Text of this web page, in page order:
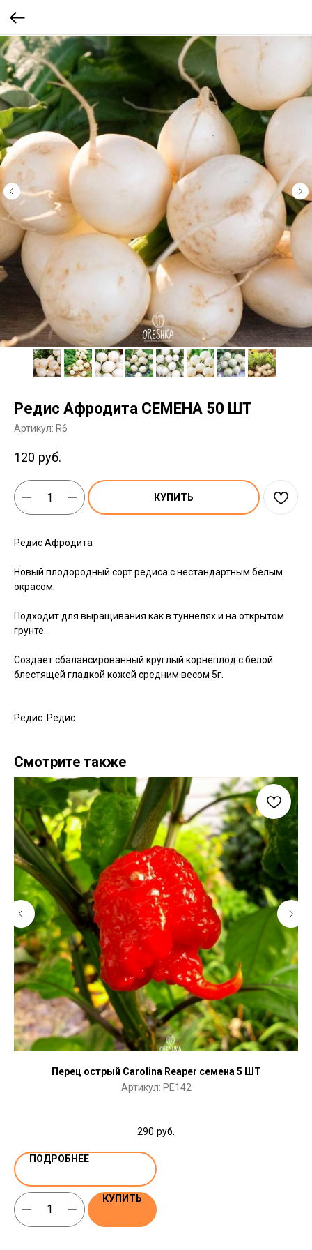
Редис Афродита СЕМЕНА 50 ШТ
Артикул: R6
120 руб.
КУПИТЬ
Редис Афродита
Новый плодородный сорт редиса с нестандартным белым
окрасом.
Подходит для выращивания как в туннелях и на открытом
грунте.
Создает сбалансированный круглый корнеплод с белой
блестящей гладкой кожей средним весом 5г.
Редис: Редис
Смотрите также
Перец острый Carolina Reaper семена 5 ШТ
Артикул: PE142
290 руб.
ПОДРОБНЕЕ
КУПИТЬ